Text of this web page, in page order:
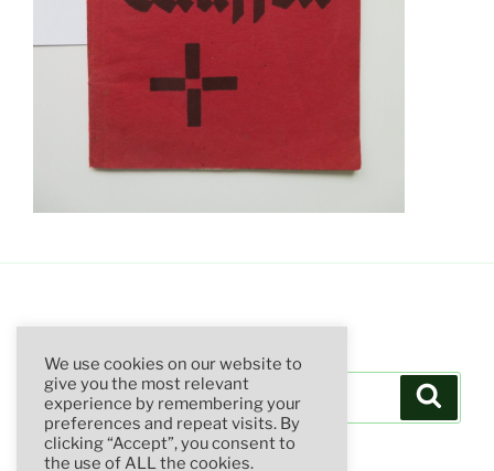
Suchen
nach:
We use cookies on our website to
give you the most relevant
experience by remembering your
preferences and repeat visits. By
clicking “Accept”, you consent to
the use of ALL the cookies.